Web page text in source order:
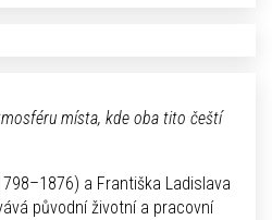
místa, kde oba tito čeští
a Františka Ladislava
původní životní a pracovní